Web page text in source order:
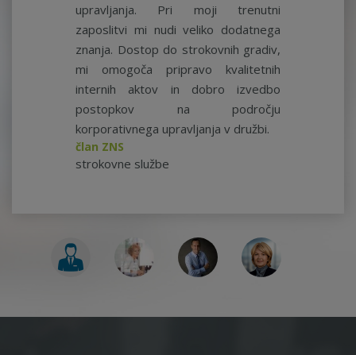
upravljanja. Pri moji trenutni
zaposlitvi mi nudi veliko dodatnega
znanja. Dostop do strokovnih gradiv,
mi omogoča pripravo kvalitetnih
internih aktov in dobro izvedbo
postopkov na področju
korporativnega upravljanja v družbi.
član ZNS
strokovne službe